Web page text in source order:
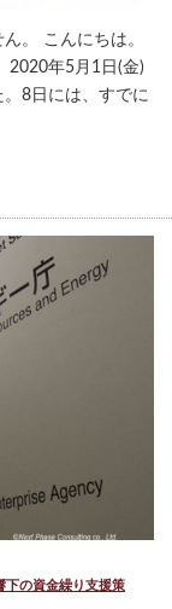
。 こんにちは。
2020年5月1日(金)
8日には、すでに
下の資金繰り支援策